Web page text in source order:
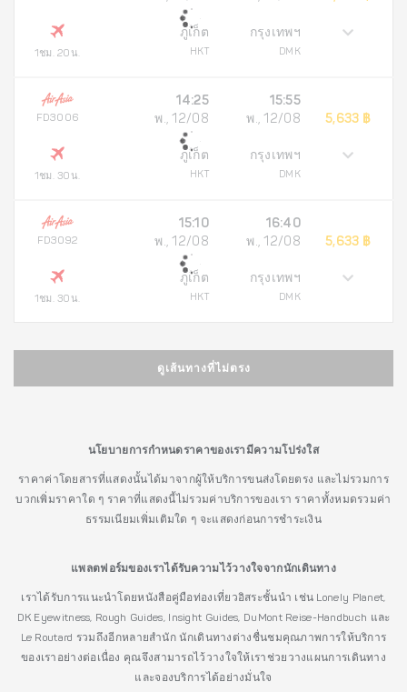
1ชม. 20น.
ภูเก็ต
HKT
กรุงเทพฯ
DMK
FD3006
1ชม. 30น.
14:25
พ., 12/08
ภูเก็ต
HKT
15:55
พ., 12/08
กรุงเทพฯ
DMK
5,633 ฿
FD3092
1ชม. 30น.
15:10
พ., 12/08
ภูเก็ต
HKT
16:40
พ., 12/08
กรุงเทพฯ
DMK
5,633 ฿
ดูเส้นทางที่ไม่ตรง
นโยบายการกำหนดราคาของเรามีความโปร่งใส
ราคาค่าโดยสารที่แสดงนั้นได้มาจากผู้ให้บริการขนส่งโดยตรง และไม่รวมการ
บวกเพิ่มราคาใด ๆ ราคาที่แสดงนี้ไม่รวมค่าบริการของเรา ราคาทั้งหมดรวมค่า
ธรรมเนียมเพิ่มเติมใด ๆ จะแสดงก่อนการชำระเงิน
แพลตฟอร์มของเราได้รับความไว้วางใจจากนักเดินทาง
เราได้รับการแนะนำโดยหนังสือคู่มือท่องเที่ยวอิสระชั้นนำ เช่น Lonely Planet,
DK Eyewitness, Rough Guides, Insight Guides, DuMont Reise-Handbuch และ
Le Routard รวมถึงอีกหลายสำนัก นักเดินทางต่างชื่นชมคุณภาพการให้บริการ
ของเราอย่างต่อเนื่อง คุณจึงสามารถไว้วางใจให้เราช่วยวางแผนการเดินทาง
และจองบริการได้อย่างมั่นใจ